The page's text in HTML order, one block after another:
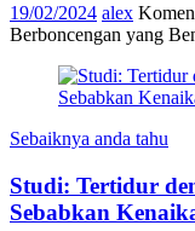
19/02/2024 alex
Berboncengan yang
Sebaiknya anda tahu
Studi: Tertidur
Sebabkan